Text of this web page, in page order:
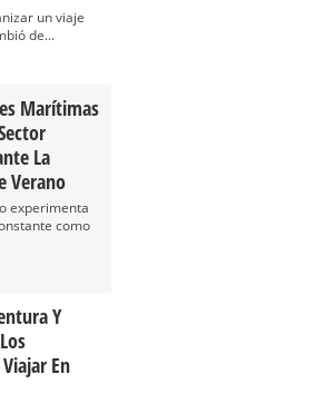
un viaje
de...
Marítimas
La
Verano
experimenta
como
Y
En